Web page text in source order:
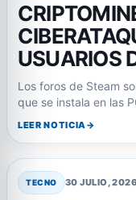
USUARIOS
Los foros de Steam
que se instala en las
LEER NOTICIA
TECNO 30 JULIO, 2026